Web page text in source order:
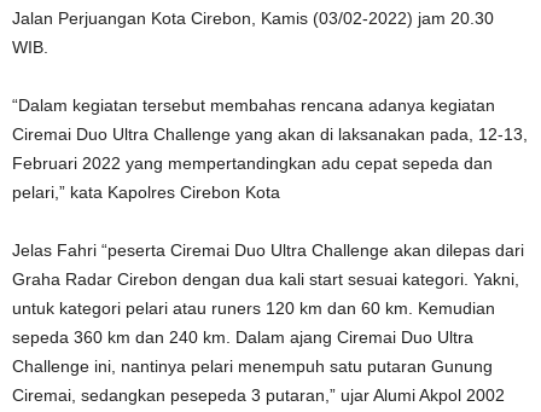
Jalan Perjuangan Kota Cirebon, Kamis (03/02-2022) jam 20.30
WIB.
“Dalam kegiatan tersebut membahas rencana adanya kegiatan
Ciremai Duo Ultra Challenge yang akan di laksanakan pada, 12-13,
Februari 2022 yang mempertandingkan adu cepat sepeda dan
pelari,” kata Kapolres Cirebon Kota
Jelas Fahri “peserta Ciremai Duo Ultra Challenge akan dilepas dari
Graha Radar Cirebon dengan dua kali start sesuai kategori. Yakni,
untuk kategori pelari atau runers 120 km dan 60 km. Kemudian
sepeda 360 km dan 240 km. Dalam ajang Ciremai Duo Ultra
Challenge ini, nantinya pelari menempuh satu putaran Gunung
Ciremai, sedangkan pesepeda 3 putaran,” ujar Alumi Akpol 2002